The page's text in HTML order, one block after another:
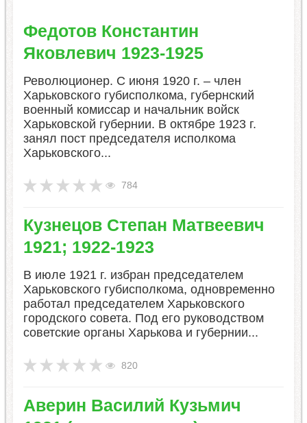
​Федотов Константин
Яковлевич 1923-1925
Революционер. С июня 1920 г. – член
Харьковского губисполкома, губернский
военный комиссар и начальник войск
Харьковской губернии. В октябре 1923 г.
занял пост председателя исполкома
Харьковского...
784
​Кузнецов Степан Матвеевич
1921; 1922-1923
В июле 1921 г. избран председателем
Харьковского губисполкома, одновременно
работал председателем Харьковского
городского совета. Под его руководством
советские органы Харькова и губернии...
820
​Аверин Василий Кузьмич